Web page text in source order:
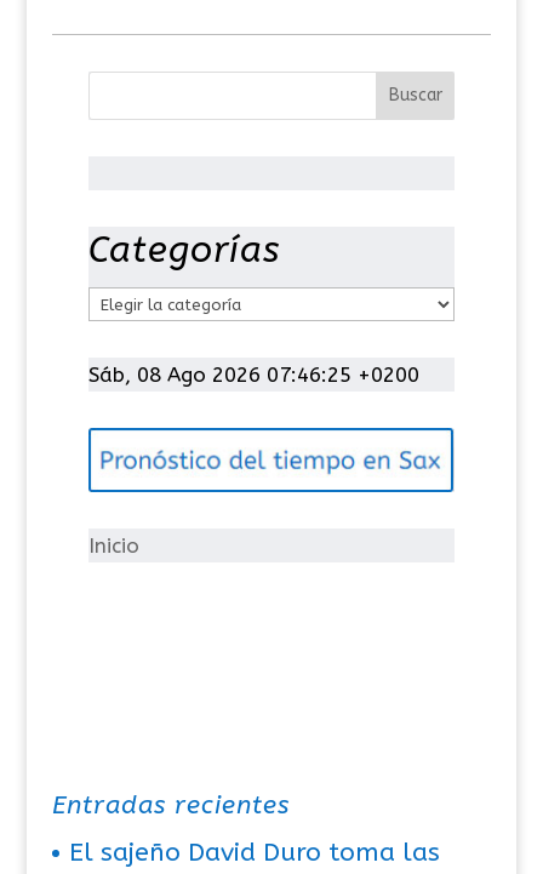
Categorías
t
g
í
Sáb, 08 Ago 2026 07:46:25 +0200
Inicio
Entradas recientes
El sajeño David Duro toma las